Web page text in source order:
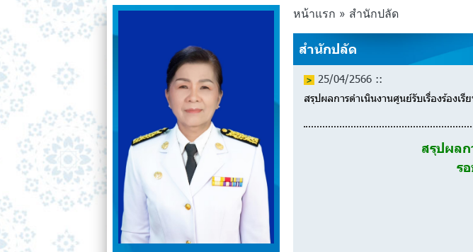
หน้าแรก » สำนักปลัด
สำนักปลัด
25/04/2566 ::
สรุปผลการดำเนินงานศูนย์รับเรื่องร้อ
สรุปผลก
ร